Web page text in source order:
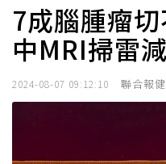
7成腦腫瘤
中MRI掃雷
2024-08-07 09:12:10 聯合報